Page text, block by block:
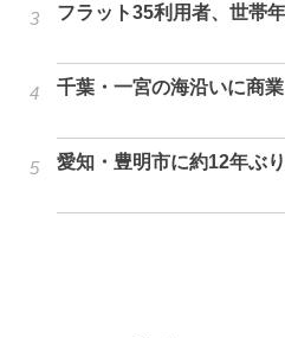
フラット35利用者、世帯
千葉・一宮の海沿いに商
愛知・豊明市に約12年ぶ